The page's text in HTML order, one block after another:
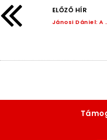
ELŐZŐ HÍR
Jánosi Dániel: